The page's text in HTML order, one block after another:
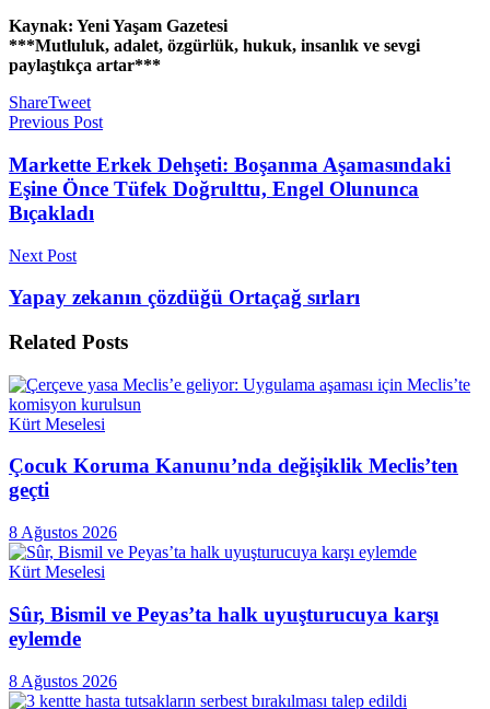
Kaynak: Yeni Yaşam Gazetesi
***Mutluluk, adalet, özgürlük, hukuk, insanlık ve sevgi
paylaştıkça artar***
ShareTweet
Previous Post
Markette Erkek Dehşeti: Boşanma Aşamasındaki
Eşine Önce Tüfek Doğrulttu, Engel Olununca
Bıçakladı
Next Post
Yapay zekanın çözdüğü Ortaçağ sırları
Related Posts
Kürt Meselesi
Çocuk Koruma Kanunu’nda değişiklik Meclis’ten
geçti
8 Ağustos 2026
Kürt Meselesi
Sûr, Bismil ve Peyas’ta halk uyuşturucuya karşı
eylemde
8 Ağustos 2026